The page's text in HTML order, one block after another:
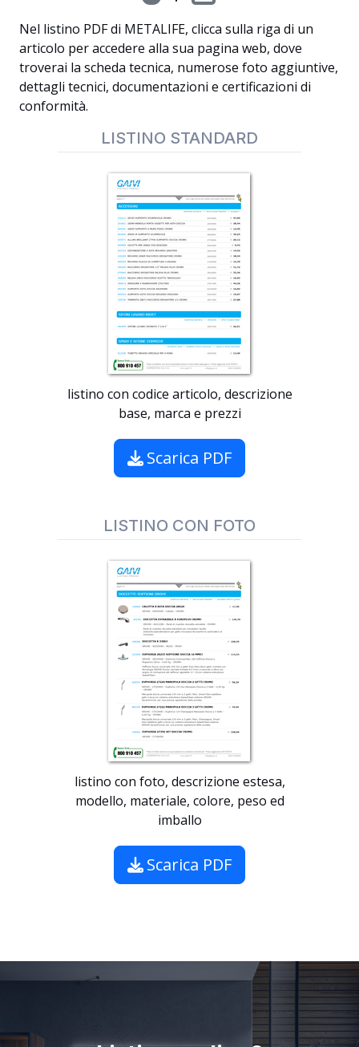
Nel listino PDF di METALIFE, clicca sulla riga di un
articolo per accedere alla sua pagina web, dove
troverai la scheda tecnica, numerose foto aggiuntive,
dettagli tecnici, documentazioni e certificazioni di
conformità.
LISTINO STANDARD
listino con codice articolo, descrizione
base, marca e prezzi
Scarica PDF
LISTINO CON FOTO
listino con foto, descrizione estesa,
modello, materiale, colore, peso ed
imballo
Scarica PDF